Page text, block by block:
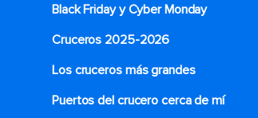
Black Friday y Cyber Monday
Cruceros 2025-2026
Los cruceros más grandes
Puertos del crucero cerca de mí